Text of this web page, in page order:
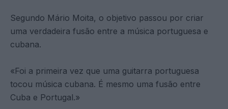
Segundo Mário Moita, o objetivo passou por criar
uma verdadeira fusão entre a música portuguesa e
cubana.
«Foi a primeira vez que uma guitarra portuguesa
tocou música cubana. É mesmo uma fusão entre
Cuba e Portugal.»